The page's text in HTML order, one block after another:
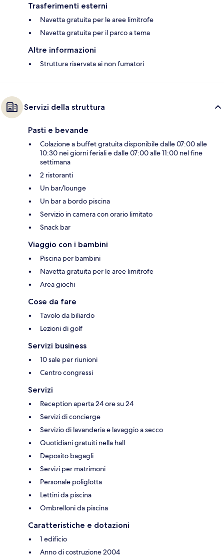
Trasferimenti esterni
Navetta gratuita per le aree limitrofe
Navetta gratuita per il parco a tema
Altre informazioni
Struttura riservata ai non fumatori
Servizi della struttura
Pasti e bevande
Colazione a buffet gratuita disponibile dalle 07:00 alle
10:30 nei giorni feriali e dalle 07:00 alle 11:00 nel fine
settimana
2 ristoranti
Un bar/lounge
Un bar a bordo piscina
Servizio in camera con orario limitato
Snack bar
Viaggio con i bambini
Piscina per bambini
Navetta gratuita per le aree limitrofe
Area giochi
Cose da fare
Tavolo da biliardo
Lezioni di golf
Servizi business
10 sale per riunioni
Centro congressi
Servizi
Reception aperta 24 ore su 24
Servizi di concierge
Servizio di lavanderia e lavaggio a secco
Quotidiani gratuiti nella hall
Deposito bagagli
Servizi per matrimoni
Personale poliglotta
Lettini da piscina
Ombrelloni da piscina
Caratteristiche e dotazioni
1 edificio
Anno di costruzione 2004